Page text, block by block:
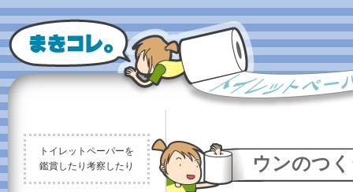
トイレットペーパーを
鑑賞したり考察したり
ウンのつ